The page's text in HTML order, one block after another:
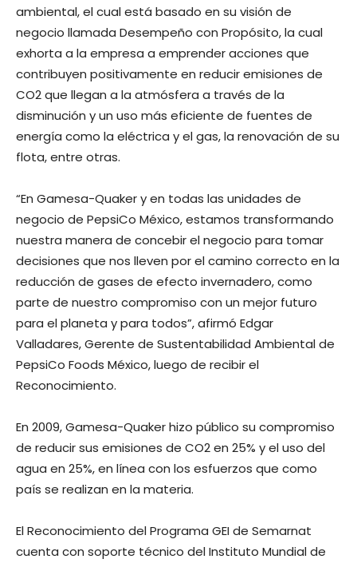
ambiental, el cual está basado en su visión de
negocio llamada Desempeño con Propósito, la cual
exhorta a la empresa a emprender acciones que
contribuyen positivamente en reducir emisiones de
CO2 que llegan a la atmósfera a través de la
disminución y un uso más eficiente de fuentes de
energía como la eléctrica y el gas, la renovación de su
flota, entre otras.
“En Gamesa-Quaker y en todas las unidades de
negocio de PepsiCo México, estamos transformando
nuestra manera de concebir el negocio para tomar
decisiones que nos lleven por el camino correcto en la
reducción de gases de efecto invernadero, como
parte de nuestro compromiso con un mejor futuro
para el planeta y para todos”, afirmó Edgar
Valladares, Gerente de Sustentabilidad Ambiental de
PepsiCo Foods México, luego de recibir el
Reconocimiento.
En 2009, Gamesa-Quaker hizo público su compromiso
de reducir sus emisiones de CO2 en 25% y el uso del
agua en 25%, en línea con los esfuerzos que como
país se realizan en la materia.
El Reconocimiento del Programa GEI de Semarnat
cuenta con soporte técnico del Instituto Mundial de